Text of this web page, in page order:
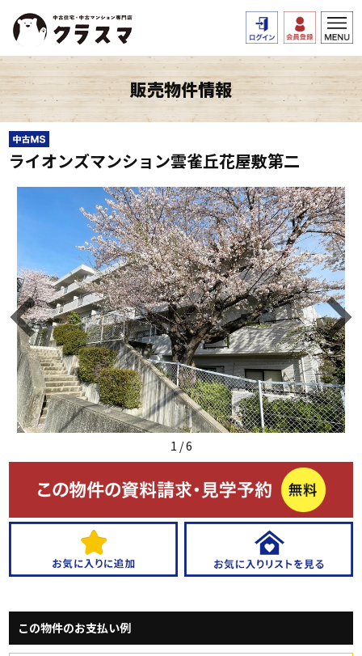
販売物件情報
ライオンズマンション雲雀丘花屋敷第二
1 /6
この物件のお支払い例